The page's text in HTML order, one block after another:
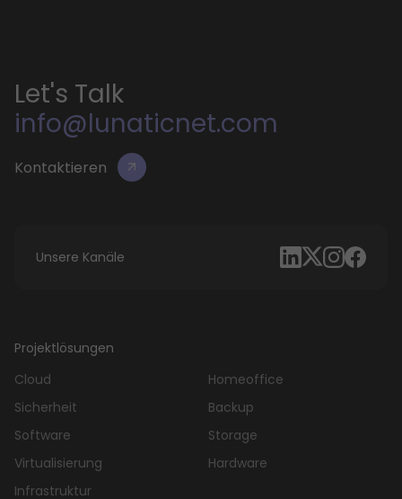
Let's Talk
info@lunaticnet.com
Kontaktieren
Unsere Kanäle
Projektlösungen
Cloud
Homeoffice
Sicherheit
Backup
Software
Storage
Virtualisierung
Hardware
Infrastruktur